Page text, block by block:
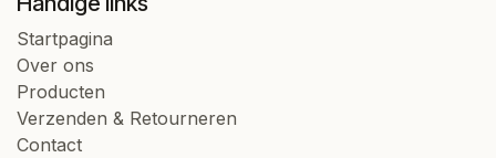
Startpagina
Over ons
Producten
Verzenden & Retourneren
Contact